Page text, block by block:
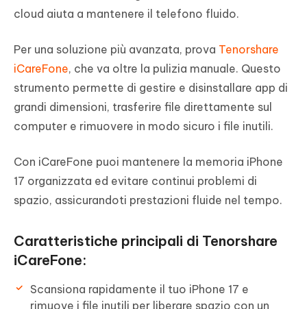
cloud aiuta a mantenere il telefono fluido.
Per una soluzione più avanzata, prova Tenorshare
iCareFone, che va oltre la pulizia manuale. Questo
strumento permette di gestire e disinstallare app di
grandi dimensioni, trasferire file direttamente sul
computer e rimuovere in modo sicuro i file inutili.
Con iCareFone puoi mantenere la memoria iPhone
17 organizzata ed evitare continui problemi di
spazio, assicurandoti prestazioni fluide nel tempo.
Caratteristiche principali di Tenorshare
iCareFone:
Scansiona rapidamente il tuo iPhone 17 e
rimuove i file inutili per liberare spazio con un